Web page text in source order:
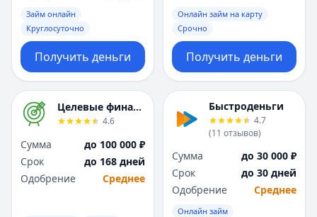
Чебоксары
Челябинск
Я
Ярославль
Вся Россия
Чебоксары
Я
Ярославль
Вся Россия
Займ онлайн
Круглосуточно
Получить деньги
Онлайн займ на карту
Срочно
Получить деньги
Целевые финансы
4.6
Сумма
до 100 000 ₽
Срок
до 168 дней
Одобрение
Среднее
Быстроденьги
4.7
(11 отзывов)
Сумма
до 30 000 ₽
Срок
до 30 дней
Одобрение
Среднее
Онлайн займ